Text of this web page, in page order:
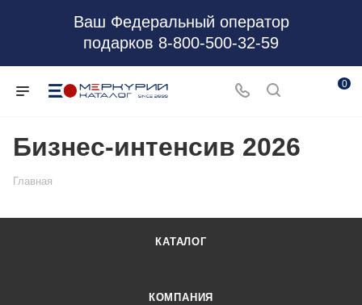
Ваш Федеральный оператор
подарков 8-800-500-32-59
0
Бизнес-интенсив 2026
Главная
КАТАЛОГ
КОМПАНИЯ